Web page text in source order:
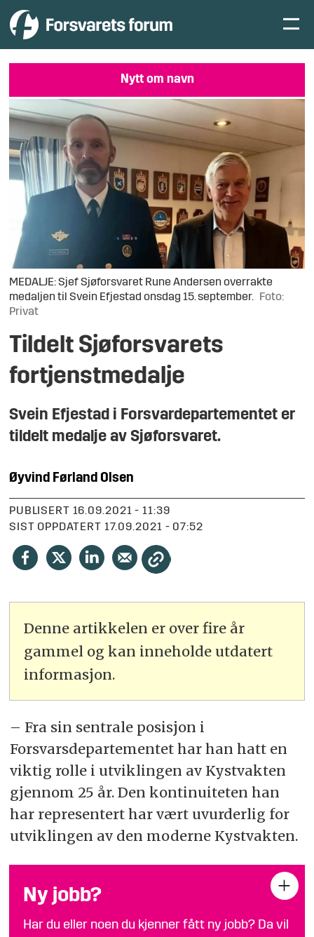
Nytt om navn
MEDALJE: Sjef Sjøforsvaret Rune Andersen overrakte
medaljen til Svein Efjestad onsdag 15. september.
Foto:
Privat
Tildelt Sjøforsvarets
fortjenstmedalje
Svein Efjestad i Forsvardepartementet er
tildelt medalje av Sjøforsvaret.
Øyvind Førland Olsen
PUBLISERT
16.09.2021 - 11:39
SIST OPPDATERT
17.09.2021 - 07:52
Denne artikkelen er over fire år
gammel og kan inneholde utdatert
informasjon.
– Fra sin sentrale posisjon i
Forsvarsdepartementet har han hatt en
viktig rolle i utviklingen av Kystvakten
gjennom 25 år. Den kontinuiteten han
har representert har vært uvurderlig for
utviklingen av den moderne Kystvakten.
Ny jobb?
Har du eller noen du kjenner fått ny jobb? Da vil